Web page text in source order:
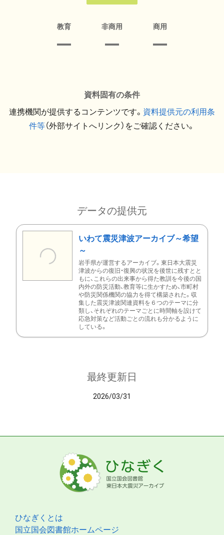
教育 非商用 商用
資料固有の条件
連携機関が提供するコンテンツです。 資料提供元の利用条
件等（外部サイトへリンク）をご確認ください。
データの提供元
いわて震災津波アーカイブ～希望
～
岩手県が運営するアーカイブ。東日本大震災
津波からの復旧・復興の状況を後世に残すとと
もに、これらの出来事から得た教訓を今後の国
内外の防災活動、教育等に生かすため、市町村
や防災関係機関の協力を得て構築された。収
集した震災津波関連資料を６つのテーマに分
類し、それぞれのテーマごとに時間軸を設けて
応急対策など活動ごとの流れも分かるように
している。
最終更新日
2026/03/31
ひなぎくとは
国立国会図書館ホームページ